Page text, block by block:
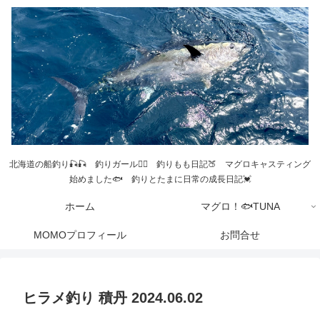
北海道の船釣り🎣🎣 釣りガール💁‍♀️ 釣りもも日記🍑 マグロキャスティング
始めました🐟 釣りとたまに日常の成長日記💓
ホーム マグロ！🐟TUNA
MOMOプロフィール お問合せ
ヒラメ釣り 積丹 2024.06.02